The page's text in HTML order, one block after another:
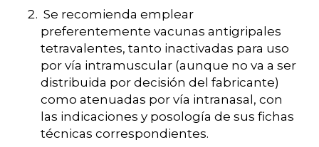
Se recomienda emplear
preferentemente vacunas antigripales
tetravalentes, tanto inactivadas para uso
por vía intramuscular (aunque no va a ser
distribuida por decisión del fabricante)
como atenuadas por vía intranasal, con
las indicaciones y posología de sus fichas
técnicas correspondientes.